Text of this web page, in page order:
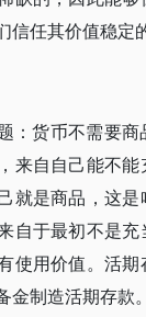
任其价值稳定
：货币不需要商
来自自己能不能
就是商品，这是
自于最初不是充
使用价值。活期
制造活期存款。